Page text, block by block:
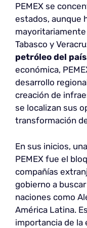
PEMEX se
estados, aunque
Tabasco y
petróleo del país
económica,
desarrollo
creación de
se localizan sus
transformación
En sus inicios,
PEMEX fue el
compañías
gobierno a
naciones como
América Latina.
importancia de la